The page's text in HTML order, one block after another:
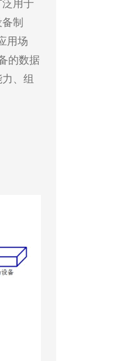
泛用于
制
用场
的数据
、组